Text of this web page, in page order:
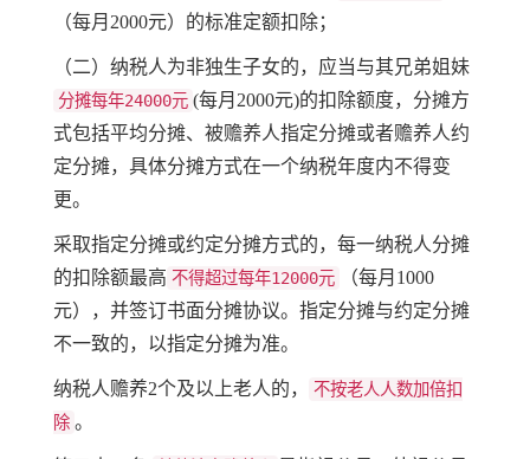
（每月2000元）的标准定额扣除；
（二）纳税人为非独生子女的，应当与其兄弟姐妹
分摊每年24000元 (每月2000元)的扣除额度，分摊方
式包括平均分摊、被赡养人指定分摊或者赡养人约
定分摊，具体分摊方式在一个纳税年度内不得变
更。
采取指定分摊或约定分摊方式的，每一纳税人分摊
的扣除额最高 不得超过每年12000元
（每月1000
元），并签订书面分摊协议。指定分摊与约定分摊
不一致的，以指定分摊为准。
纳税人赡养2个及以上老人的，
不按老人人数加倍扣
除 。